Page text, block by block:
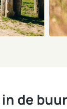
de